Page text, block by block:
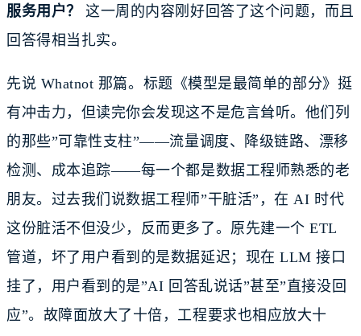
服务用户？
这一周的内容刚好回答了这个问题，而且
回答得相当扎实。
先说 Whatnot 那篇。标题《模型是最简单的部分》挺
有冲击力，但读完你会发现这不是危言耸听。他们列
的那些”可靠性支柱”——流量调度、降级链路、漂移
检测、成本追踪——每一个都是数据工程师熟悉的老
朋友。过去我们说数据工程师”干脏活”，在 AI 时代
这份脏活不但没少，反而更多了。原先建一个 ETL
管道，坏了用户看到的是数据延迟；现在 LLM 接口
挂了，用户看到的是”AI 回答乱说话”甚至”直接没回
应”。故障面放大了十倍，工程要求也相应放大十